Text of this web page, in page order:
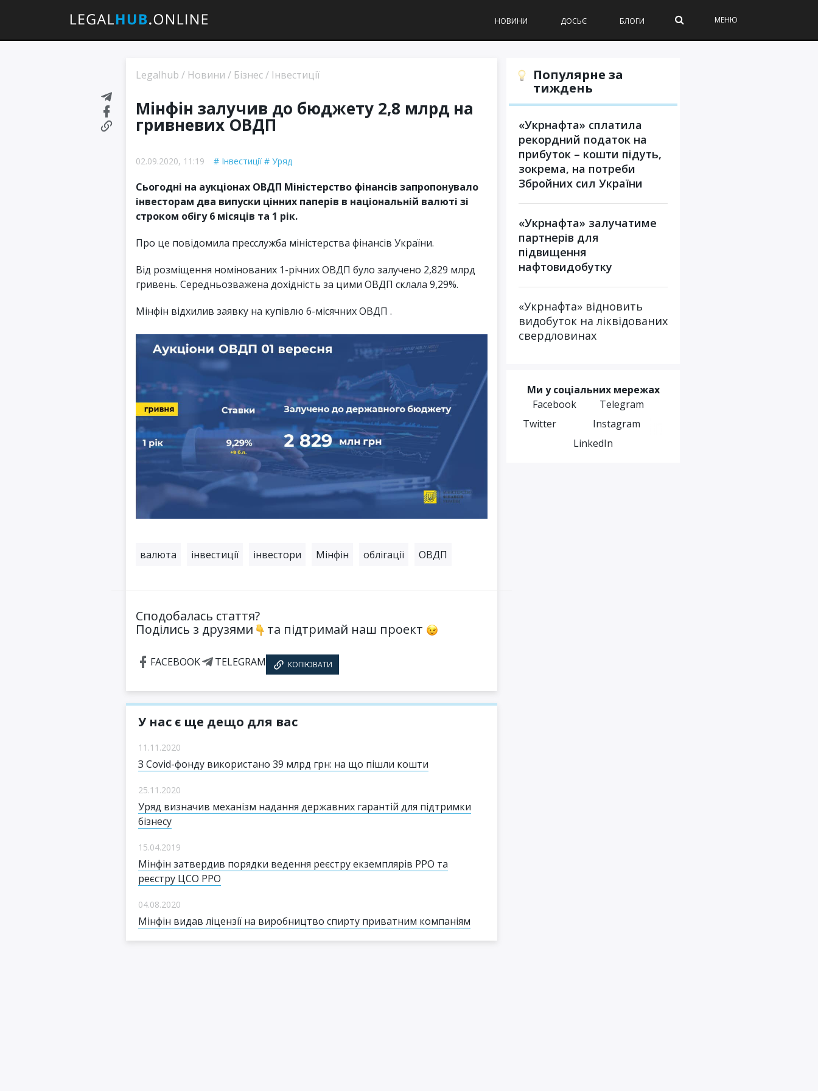
МЕНЮ
НОВИНИ ДОСЬЄ БЛОГИ
Legalhub / Новини / Бізнес/ Інвестиції
02.09.2020, 11:19 Інвестиції Уряд
Мінфін залучив до бюджету 2,8 млрд на
гривневих ОВДП
Сьогодні на аукціонах ОВДП Міністерство фінансів запропонувало
інвесторам два випуски цінних паперів в національній валюті зі
строком обігу 6 місяців та 1 рік.
Про це повідомила пресслужба міністерства фінансів України.
Від розміщення номінованих 1-річних ОВДП було залучено 2,829 млрд
гривень. Середньозважена дохідність за цими ОВДП склала 9,29%.
Мінфін відхилив заявку на купівлю 6-місячних ОВДП .
валюта інвестиції інвестори Мінфін облігації ОВДП
Сподобалась стаття?
Поділись з друзями
та підтримай наш проект
FACEBOOK TELEGRAM КОПІЮВАТИ
У нас є ще дещо для вас
11.11.2020
З Covid-фонду використано 39 млрд грн: на що пішли кошти
25.11.2020
Уряд визначив механізм надання державних гарантій для підтримки
бізнесу
15.04.2019
Мінфін затвердив порядки ведення реєстру екземплярів РРО та
реєстру ЦСО РРО
04.08.2020
Мінфін видав ліцензії на виробництво спирту приватним компаніям
Популярне за
тиждень
«Укрнафта» сплатила
рекордний податок на
прибуток – кошти підуть,
зокрема, на потреби
Збройних сил України
«Укрнафта» залучатиме
партнерів для
підвищення
нафтовидобутку
«Укрнафта» відновить
видобуток на ліквідованих
свердловинах
Ми у соціальних мережах
Facebook
Telegram
Twitter
Instagram
LinkedIn